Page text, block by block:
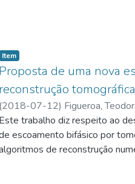
Item
Proposta de uma nova
reconstrução tomográfica
(2018-07-12) Figueroa,
Este trabalho diz respeito ao
escoamento bifásico por
de reconstrução
sensoriamento do tipo